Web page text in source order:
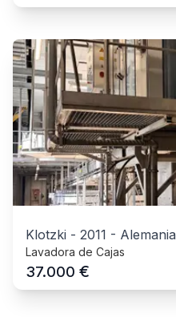
Klotzki - 2011 - Alemania
Lavadora de Cajas
37.000 €